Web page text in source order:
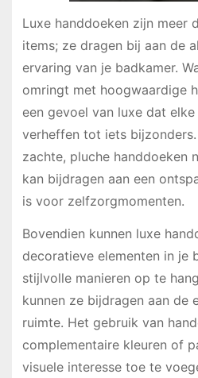
Luxe handdoeken zijn meer
items; ze dragen bij aan de
ervaring van je badkamer.
omringt met hoogwaardige
een gevoel van luxe dat
verheffen tot iets
zachte, pluche handdoeken
kan bijdragen aan een
is voor zelfzorgmomenten.
Bovendien kunnen luxe
decoratieve elementen in je
stijlvolle manieren op te
kunnen ze bijdragen aan de
ruimte. Het gebruik van
complementaire kleuren of
visuele interesse toe te